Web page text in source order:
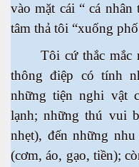
vào mặt cái “ cá
tâm thả tôi “xuống
Tôi cứ thắc mắc
thông điệp có tính
những tiện nghi vật
lạnh; những thú vui
nhẹt), đến những
(cơm, áo, gạo, tiền);